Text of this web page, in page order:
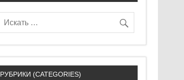
РУБРИКИ (CATEGORIES)